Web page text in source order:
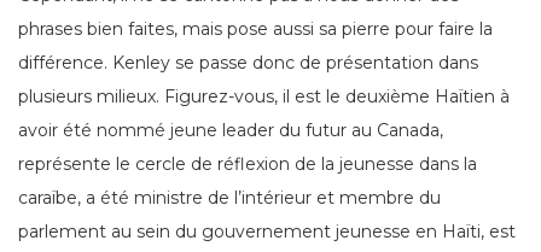
phrases bien faites, mais pose aussi sa pierre pour faire la
différence. Kenley se passe donc de présentation dans
plusieurs milieux. Figurez-vous, il est le deuxième Haïtien à
avoir été nommé jeune leader du futur au Canada,
représente le cercle de réflexion de la jeunesse dans la
caraïbe, a été ministre de l’intérieur et membre du
parlement au sein du gouvernement jeunesse en Haïti, est